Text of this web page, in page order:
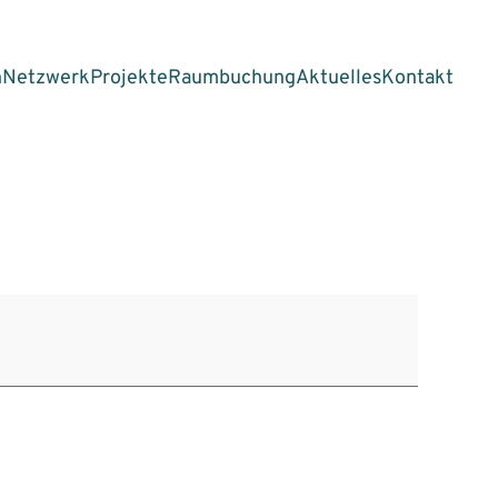
NetzwerkProjekteRaumbuchungAktuellesKontakt